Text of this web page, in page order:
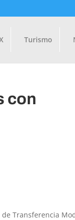
Turismo
con
de Transferencia